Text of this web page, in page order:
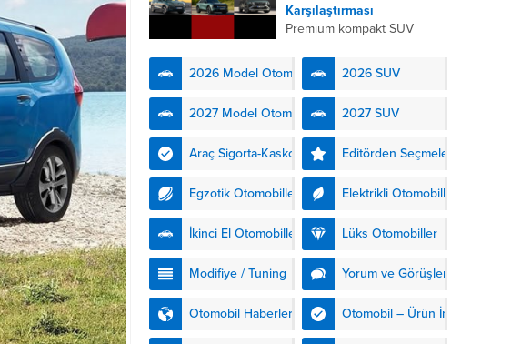
farklı mühendislik
felsefeleriyle kullanıcıların
hibrit teknolojisindeki
uzmanlığını...
Karşılaştırması
Premium kompakt SUV
isteyen 2027 DS No7,
kendinden şarjlı hibrit
teknolojisiyle buluşturuyor.
DS Automobiles’in yeni...
2026 Model Otomobiller 2026 SUV
2027 Model Otomobiller 2027 SUV
Araç Sigorta-Kasko Editörden Seçmeler
Egzotik Otomobiller Elektrikli Otomobiller
İkinci El Otomobiller Lüks Otomobiller
Modifiye / Tuning Yorum ve Görüşler
Otomobil Haberleri Otomobil – Ürün İnceleme